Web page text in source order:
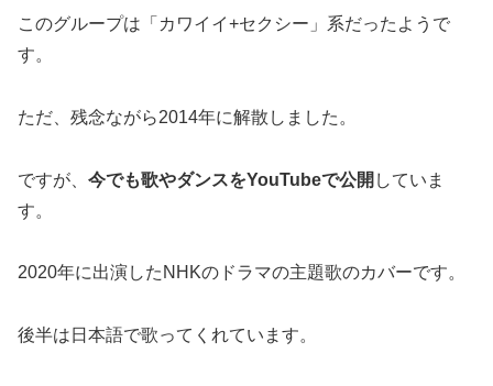
このグループは「カワイイ+セクシー」系だったようで
す。
ただ、残念ながら2014年に解散しました。
ですが、 今でも歌やダンスをYouTubeで公開 していま
す。
2020年に出演したNHKのドラマの主題歌のカバーです。
後半は日本語で歌ってくれています。